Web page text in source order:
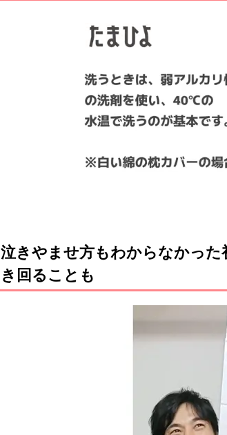
泣きやませ方もわからなかっ
き回ることも